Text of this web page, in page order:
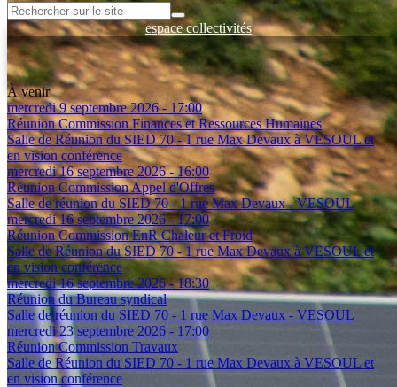
espace collectivités
Espace entreprises
Espace Client - Réseau de Chaleur
Espace documentation
À venir
mercredi 9 septembre 2026 - 17:00
Réunion Commission Finances et Ressources Humaines
Salle de Réunion du SIED 70 - 1 rue Max Devaux à VESOUL et
en vision conférence
mercredi 16 septembre 2026 - 16:00
Réunion Commission Appel d'Offres
Salle de réunion du SIED 70 - 1 rue Max Devaux - VESOUL
mercredi 16 septembre 2026 - 17:00
Réunion Commission EnR Chaleur et Froid
Salle de Réunion du SIED 70 - 1 rue Max Devaux à VESOUL et
en vision conférence
mercredi 16 septembre 2026 - 18:30
Réunion du Bureau syndical
Salle de réunion du SIED 70 - 1 rue Max Devaux - VESOUL
mercredi 23 septembre 2026 - 17:00
Réunion Commission Travaux
Salle de Réunion du SIED 70 - 1 rue Max Devaux à VESOUL et
en vision conférence